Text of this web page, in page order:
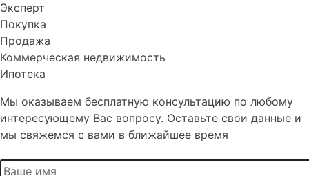
Эксперт
Покупка
Продажа
Коммерческая недвижимость
Ипотека
Мы оказываем бесплатную консультацию по любому
интересующему Вас вопросу. Оставьте свои данные и
мы свяжемся с вами в ближайшее время